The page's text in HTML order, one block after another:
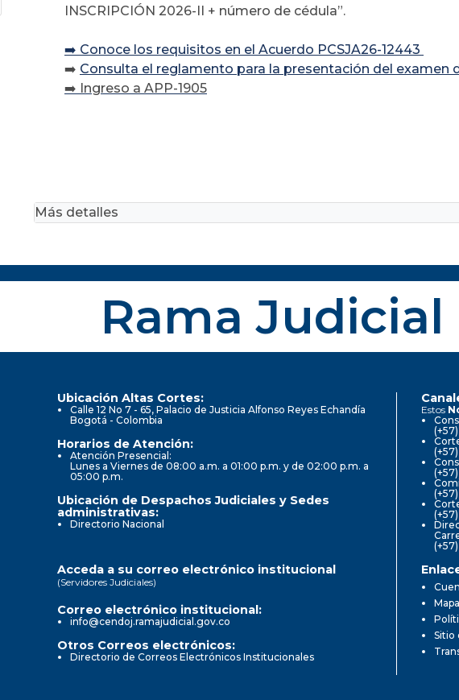
INSCRIPCIÓN 2026-II + número de cédula”.
➡️ Conoce los requisitos en el Acuerdo PCSJA26-12443
➡️ Consulta el reglamento para la presentación del examen
➡️ Ingreso a APP-1905
Más detalles
Rama Judicial
Ubicación Altas Cortes:
Calle 12 No 7 - 65, Palacio de Justicia Alfonso Reyes Echandía
Bogotá - Colombia
Horarios de Atención:
Atención Presencial:
Lunes a Viernes de 08:00 a.m. a 01:00 p.m. y de 02:00 p.m. a
05:00 p.m.
Ubicación de Despachos Judiciales y Sedes
administrativas:
Directorio Nacional
Estos
Acceda a su correo electrónico institucional
(Servidores Judiciales)
Correo electrónico institucional:
info@cendoj.ramajudicial.gov.co
Otros Correos electrónicos:
Directorio de Correos Electrónicos Institucionales
Sitio